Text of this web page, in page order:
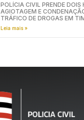
POLÍCIA CIVIL PRENDE DOIS
AGIOTAGEM E
TRÁFICO DE DROGAS EM
Leia mais »